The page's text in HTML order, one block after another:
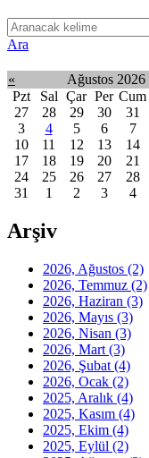
Ara
« Ağustos 2026
Pzt
Sal Çar Per Cum
27
28 29 30 31
3
4 5 6 7
10
11 12 13 14
17
18 19 20 21
24
25 26 27 28
31
1 2 3 4
Arşiv
2026, Ağustos (2)
2026, Temmuz (2)
2026, Haziran (3)
2026, Mayıs (3)
2026, Nisan (3)
2026, Mart (3)
2026, Şubat (4)
2026, Ocak (2)
2025, Aralık (4)
2025, Kasım (4)
2025, Ekim (4)
2025, Eylül (2)